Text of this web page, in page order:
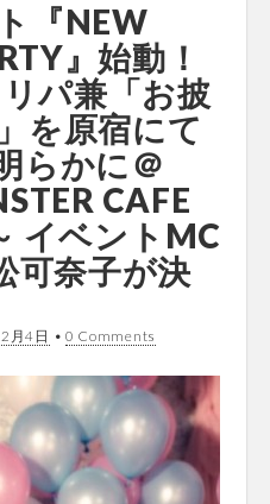
『NEW
』始動！
パ兼「お披
を原宿にて
らかに＠
CAFE
イベントMC
可奈子が決
月4日 • 0 Comments